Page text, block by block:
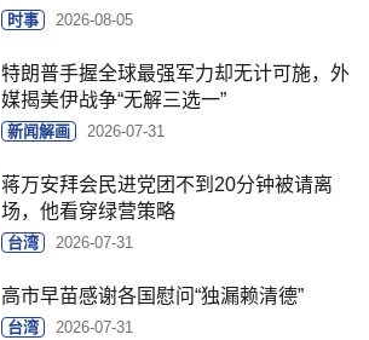
时事 2026-08-05
特朗普手握全球最强军力却无计可施，外
媒揭美伊战争“无解三选一”
新闻解画 2026-07-31
蒋万安拜会民进党团不到20分钟被请离
场，他看穿绿营策略
台湾 2026-07-31
高市早苗感谢各国慰问“独漏赖清德”
台湾 2026-07-31